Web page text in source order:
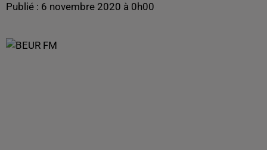
Publié : 6 novembre 2020 à 0h00